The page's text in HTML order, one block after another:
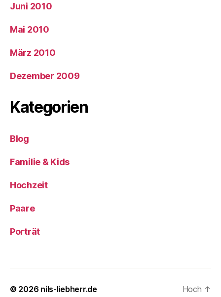
Juni 2010
Mai 2010
März 2010
Dezember 2009
Kategorien
Blog
Familie & Kids
Hochzeit
Paare
Porträt
© 2026 nils-liebherr.de Hoch ↑